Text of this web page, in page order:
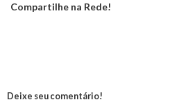
Compartilhe na Rede!
Deixe seu comentário!